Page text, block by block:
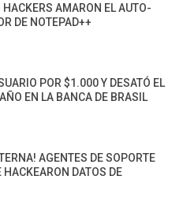
HACKERS AMARON EL AUTO-
DE NOTEPAD++
POR $1.000 Y DESATÓ EL
EN LA BANCA DE BRASIL
AGENTES DE SOPORTE
HACKEARON DATOS DE